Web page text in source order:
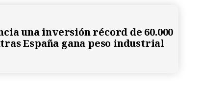
una inversión récord de 60.000
España gana peso industrial